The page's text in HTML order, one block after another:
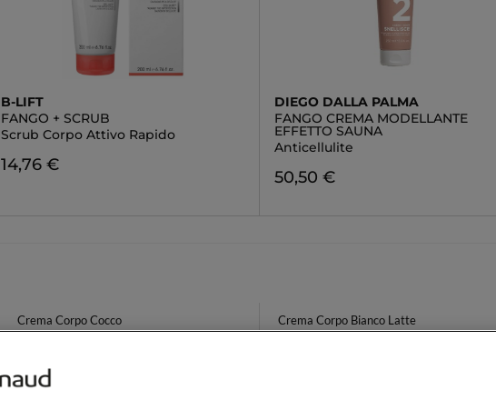
B-LIFT
FANGO + SCRUB
Scrub Corpo Attivo Rapido
14,76 €
DIEGO DALLA PALMA
FANGO CREMA MODELLANTE
EFFETTO SAUNA
Anticellulite
50,50 €
Crema Corpo Cocco Crema Corpo Bianco Latte
Maschere Per La Pelle Secca